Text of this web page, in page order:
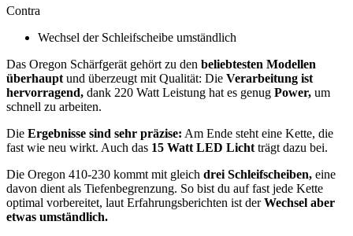
Contra
Wechsel der Schleifscheibe umständlich
Das Oregon Schärfgerät gehört zu den beliebtesten Modellen
überhaupt und überzeugt mit Qualität: Die Verarbeitung ist
hervorragend, dank 220 Watt Leistung hat es genug Power, um
schnell zu arbeiten.
Die Ergebnisse sind sehr präzise: Am Ende steht eine Kette, die
fast wie neu wirkt. Auch das 15 Watt LED Licht trägt dazu bei.
Die Oregon 410-230 kommt mit gleich drei Schleifscheiben, eine
davon dient als Tiefenbegrenzung. So bist du auf fast jede Kette
optimal vorbereitet, laut Erfahrungsberichten ist derWechsel aber
etwas umständlich.